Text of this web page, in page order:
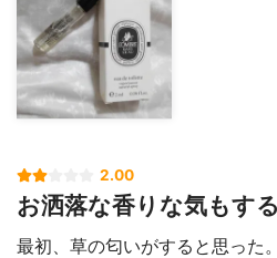
2.00
お洒落な香りな気もす
最初、草の匂いがすると思った。